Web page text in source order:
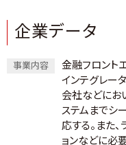
企業データ
事業内容
金融フロント
インテグレー
会社などにお
ステムまでシ
応する。また
ョンなどに必